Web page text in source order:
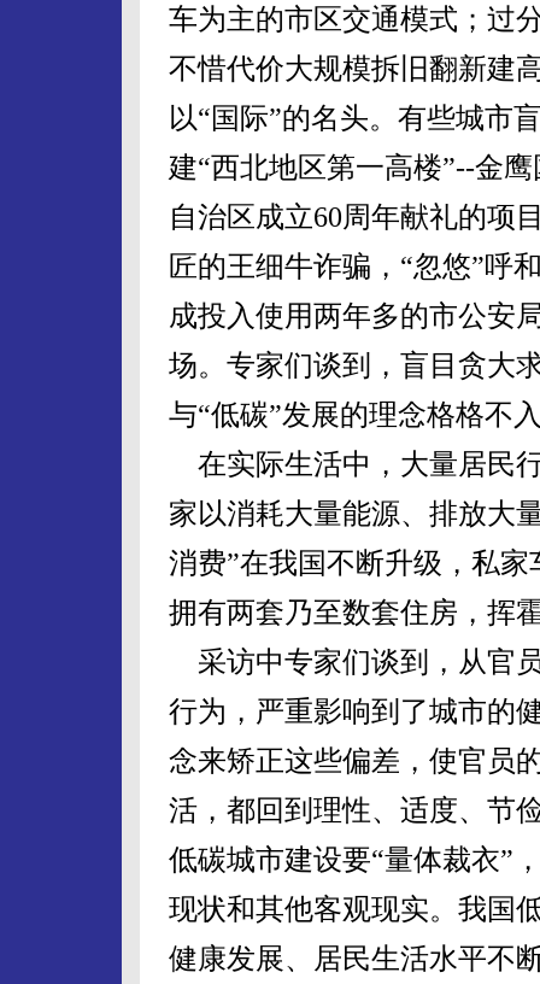
车为主的市区交通模式；过
不惜代价大规模拆旧翻新建
以“国际”的名头。有些城市
建“西北地区第一高楼”--金
自治区成立60周年献礼的项
匠的王细牛诈骗，“忽悠”呼
成投入使用两年多的市公安
场。专家们谈到，盲目贪大
与“低碳”发展的理念格格不
在实际生活中，大量居民
家以消耗大量能源、排放大
消费”在我国不断升级，私
拥有两套乃至数套住房，挥
采访中专家们谈到，从官
行为，严重影响到了城市的
念来矫正这些偏差，使官员
活，都回到理性、适度、节
低碳城市建设要“量体裁衣”
现状和其他客观现实。我国
健康发展、居民生活水平不